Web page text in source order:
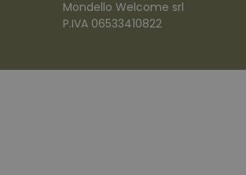
Mondello Welcome srl
P.IVA 06533410822